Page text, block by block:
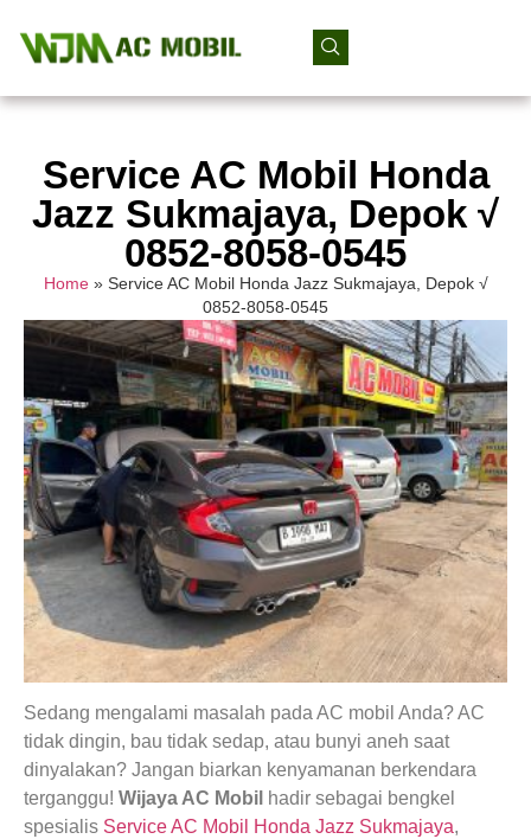
Service AC Mobil Honda
Jazz Sukmajaya, Depok √
0852-8058-0545
Home» Service AC Mobil Honda Jazz Sukmajaya, Depok √
0852-8058-0545
Sedang mengalami masalah pada AC mobil Anda? AC
tidak dingin, bau tidak sedap, atau bunyi aneh saat
dinyalakan? Jangan biarkan kenyamanan berkendara
terganggu! Wijaya AC Mobil hadir sebagai bengkel
spesialis Service AC Mobil Honda Jazz Sukmajaya,